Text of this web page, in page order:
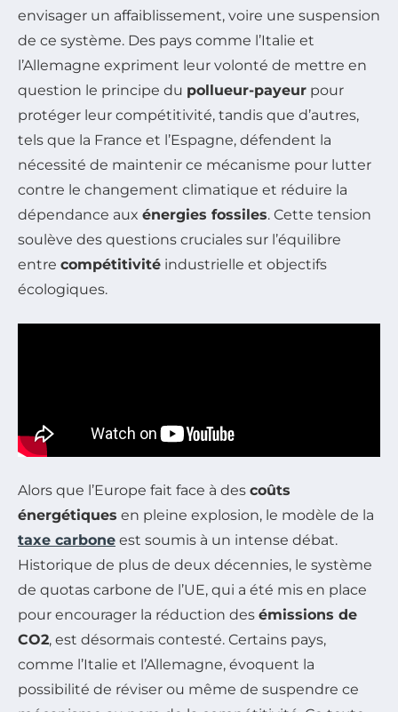
envisager un affaiblissement, voire une suspension
de ce système. Des pays comme l’Italie et
l’Allemagne expriment leur volonté de mettre en
question le principe du pollueur-payeur pour
protéger leur compétitivité, tandis que d’autres,
tels que la France et l’Espagne, défendent la
nécessité de maintenir ce mécanisme pour lutter
contre le changement climatique et réduire la
dépendance aux énergies fossiles. Cette tension
soulève des questions cruciales sur l’équilibre
entre compétitivité industrielle et objectifs
écologiques.
Alors que l’Europe fait face à des coûts
énergétiques en pleine explosion, le modèle de la
taxe carbone est soumis à un intense débat.
Historique de plus de deux décennies, le système
de quotas carbone de l’UE, qui a été mis en place
pour encourager la réduction des émissions de
CO2, est désormais contesté. Certains pays,
comme l’Italie et l’Allemagne, évoquent la
possibilité de réviser ou même de suspendre ce